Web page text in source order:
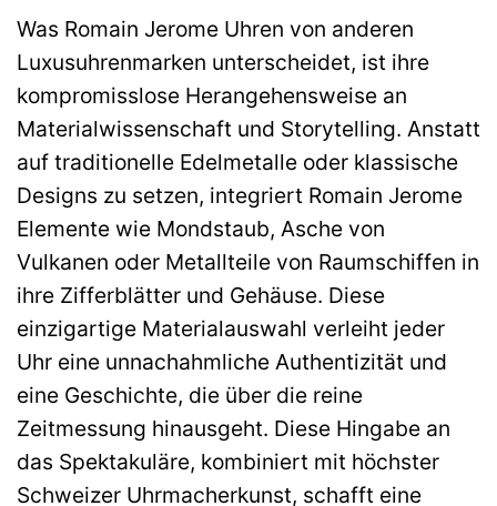
Was Romain Jerome Uhren von anderen
Luxusuhrenmarken unterscheidet, ist ihre
kompromisslose Herangehensweise an
Materialwissenschaft und Storytelling. Anstatt
auf traditionelle Edelmetalle oder klassische
Designs zu setzen, integriert Romain Jerome
Elemente wie Mondstaub, Asche von
Vulkanen oder Metallteile von Raumschiffen in
ihre Zifferblätter und Gehäuse. Diese
einzigartige Materialauswahl verleiht jeder
Uhr eine unnachahmliche Authentizität und
eine Geschichte, die über die reine
Zeitmessung hinausgeht. Diese Hingabe an
das Spektakuläre, kombiniert mit höchster
Schweizer Uhrmacherkunst, schafft eine